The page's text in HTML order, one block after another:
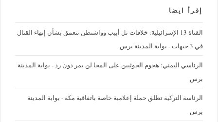
إقرأ ايضا
القناة 13 الإسرائيلية: خلافات تل أبيب وواشنطن تتعمق بشأن إنهاء القتال
في 3 جبهات - بوابة المدينة برس
الرئاسي اليمني: هجوم الحوثيين على المخا لن يمر دون رد - بوابة المدينة
برس
الرئاسة التركية تطلق حملة إعلامية خاصة باتفاقية مكة - بوابة المدينة
برس